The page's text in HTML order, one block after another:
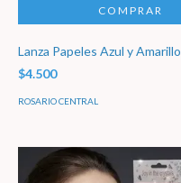
Lanza Papeles Azul y Amarillo
$4.500
ROSARIO CENTRAL